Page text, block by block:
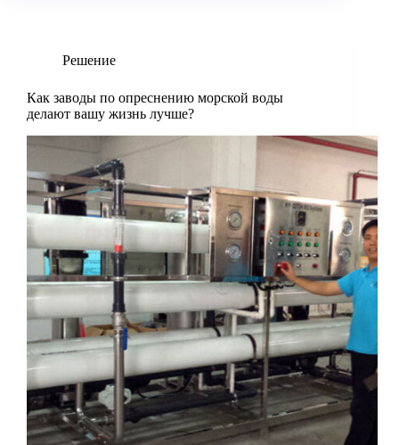
Решение
Как заводы по опреснению морской воды
делают вашу жизнь лучше?